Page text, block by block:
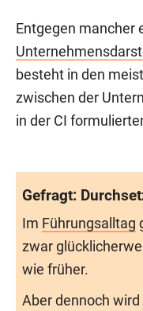
Entgegen mancher
besteht in den
zwischen der
in der CI
Gefragt:
Im Führungsalltag
zwar
wie früher.
Aber dennoch wird